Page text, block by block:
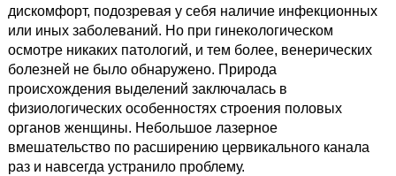
дискомфорт, подозревая у себя наличие инфекционных
или иных заболеваний. Но при гинекологическом
осмотре никаких патологий, и тем более, венерических
болезней не было обнаружено. Природа
происхождения выделений заключалась в
физиологических особенностях строения половых
органов женщины. Небольшое лазерное
вмешательство по расширению цервикального канала
раз и навсегда устранило проблему.